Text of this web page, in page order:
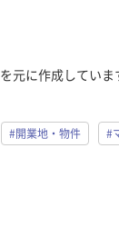
元に作成していま
#開業地・物件 #